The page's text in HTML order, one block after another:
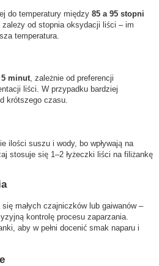
do temperatury między 85 a 95 stopni
od stopnia oksydacji liści – im
temperatura.
minut, zależnie od preferencji
liści. W przypadku bardziej
krótszego czasu.
ilości suszu i wody, bo wpływają na
stosuje się 1–2 łyżeczki liści na filiżankę
małych czajniczków lub gaiwanów –
kontrolę procesu zaparzania.
aby w pełni docenić smak naparu i